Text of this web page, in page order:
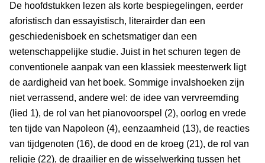
De hoofdstukken lezen als korte bespiegelingen, eerder
aforistisch dan essayistisch, literairder dan een
geschiedenisboek en schetsmatiger dan een
wetenschappelijke studie. Juist in het schuren tegen de
conventionele aanpak van een klassiek meesterwerk ligt
de aardigheid van het boek. Sommige invalshoeken zijn
niet verrassend, andere wel: de idee van vervreemding
(lied 1), de rol van het pianovoorspel (2), oorlog en vrede
ten tijde van Napoleon (4), eenzaamheid (13), de reacties
van tijdgenoten (16), de dood en de kroeg (21), de rol van
religie (22), de draailier en de wisselwerking tussen het